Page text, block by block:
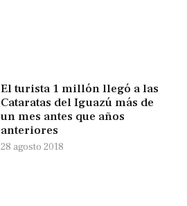
El turista 1 millón llegó a las
Cataratas del Iguazú más de
un mes antes que años
anteriores
28 agosto 2018